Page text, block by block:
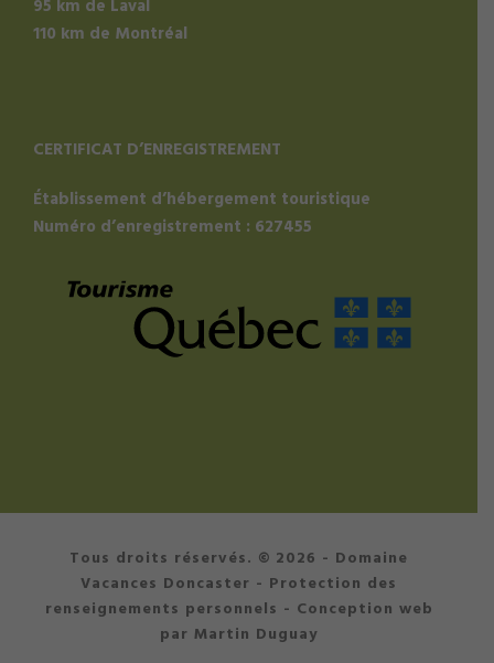
95 km de Laval
110 km de Montréal
CERTIFICAT D’ENREGISTREMENT
Établissement d’hébergement touristique
Numéro d’enregistrement : 627455
Tous droits réservés. © 2026 - Domaine
Vacances Doncaster - Protection des
renseignements personnels - Conception web
par Martin Duguay